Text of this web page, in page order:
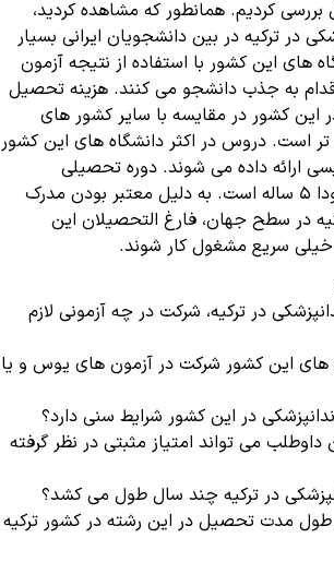
بررسی کردیم. همانطور که مشاهده کردید،
در ترکیه در بین دانشجویان ایرانی بسیار
های این کشور با استفاده از نتیجه آزمون
به جذب دانشجو می کنند. هزینه تحصیل
این کشور در مقایسه با سایر کشور های
تر است. دروس در اکثر دانشگاه های این کشور
ارائه داده می شوند. دوره تحصیلی
دندانپزشکی ترکیه حدودا ۵ ساله است. به دلیل معتبر بودن مدرک
در سطح جهان، فارغ التحصیلان این
خیلی سریع مشغول کار شوند.
در ترکیه، شرکت در چه آزمونی لازم
های این کشور شرکت در آزمون های یوس و یا
در این کشور شرایط سنی دارد؟
داوطلب می تواند امتیاز مثبتی در نظر گرفته
در ترکیه چند سال طول می کشد؟
طول مدت تحصیل در این رشته در کشور ترکیه